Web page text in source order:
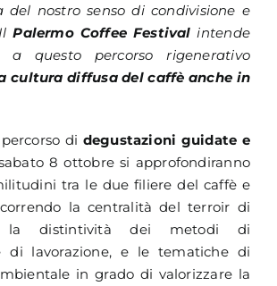
del nostro senso di condivisione e
IlPalermo Coffee Festival intende
a questo percorso rigenerativo
cultura diffusa del caffè anche in
di degustazioni guidate e
8 ottobre si approfondiranno
tra le due filiere del caffè e
la centralità del terroir di
la distintività dei metodi di
di lavorazione, e le tematiche di
in grado di valorizzare la